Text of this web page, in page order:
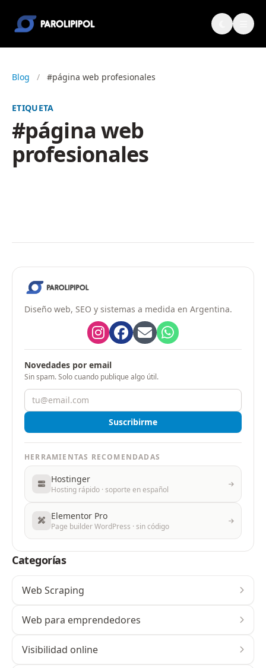
Blog / #página web profesionales
ETIQUETA
#página web
profesionales
Diseño web, SEO y sistemas a medida en Argentina.
Novedades por email
Sin spam. Solo cuando publique algo útil.
Suscribirme
HERRAMIENTAS RECOMENDADAS
Hostinger
Hosting rápido · soporte en español
Elementor Pro
Page builder WordPress · sin código
Categorías
Web Scraping
Web para emprendedores
Visibilidad online